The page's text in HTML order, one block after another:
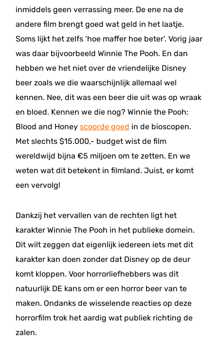
inmiddels geen verrassing meer. De ene na de
andere film brengt goed wat geld in het laatje.
Soms lijkt het zelfs ‘hoe maffer hoe beter’. Vorig jaar
was daar bijvoorbeeld Winnie The Pooh. En dan
hebben we het niet over de vriendelijke Disney
beer zoals we die waarschijnlijk allemaal wel
kennen. Nee, dit was een beer die uit was op wraak
en bloed. Kennen we die nog? Winnie the Pooh:
Blood and Honey scoorde goed in de bioscopen.
Met slechts $15.000,- budget wist de film
wereldwijd bijna €5 miljoen om te zetten. En we
weten wat dit betekent in filmland. Juist, er komt
een vervolg!
Dankzij het vervallen van de rechten ligt het
karakter Winnie The Pooh in het publieke domein.
Dit wilt zeggen dat eigenlijk iedereen iets met dit
karakter kan doen zonder dat Disney op de deur
komt kloppen. Voor horrorliefhebbers was dit
natuurlijk DE kans om er een horror beer van te
maken. Ondanks de wisselende reacties op deze
horrorfilm trok het aardig wat publiek richting de
zalen.